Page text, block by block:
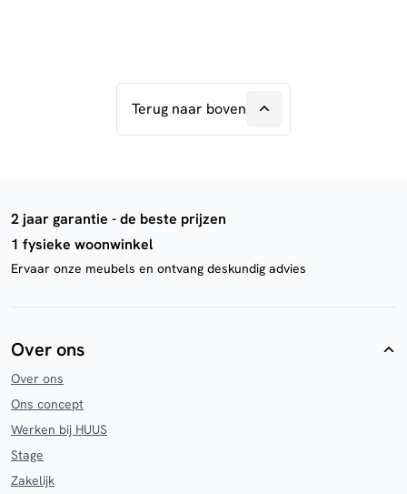
Terug naar boven
2 jaar garantie - de beste prijzen
1 fysieke woonwinkel
Ervaar onze meubels en ontvang deskundig advies
Over ons
Over ons
Ons concept
Werken bij HUUS
Stage
Zakelijk